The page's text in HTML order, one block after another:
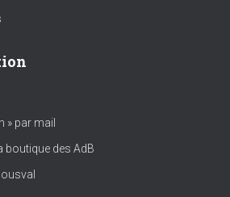
» par mail
boutique des AdB